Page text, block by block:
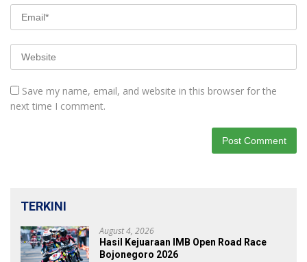
Save my name, email, and website in this browser for the
next time I comment.
TERKINI
August 4, 2026
Hasil Kejuaraan IMB Open Road Race
Bojonegoro 2026